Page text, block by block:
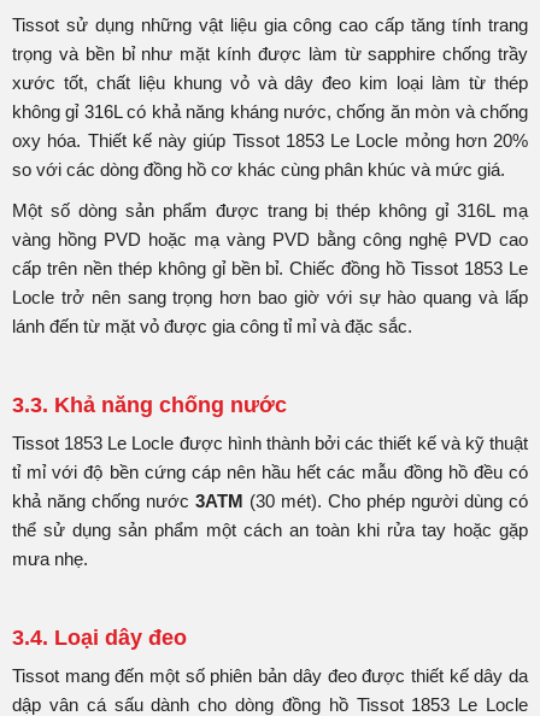
Tissot sử dụng những vật liệu gia công cao cấp tăng tính trang
trọng và bền bỉ như mặt kính được làm từ sapphire chống trầy
xước tốt, chất liệu khung vỏ và dây đeo kim loại làm từ thép
không gỉ 316L có khả năng kháng nước, chống ăn mòn và chống
oxy hóa. Thiết kế này giúp Tissot 1853 Le Locle mỏng hơn 20%
so với các dòng đồng hồ cơ khác cùng phân khúc và mức giá.
Một số dòng sản phẩm được trang bị thép không gỉ 316L mạ
vàng hồng PVD hoặc mạ vàng PVD bằng công nghệ PVD cao
cấp trên nền thép không gỉ bền bỉ. Chiếc đồng hồ Tissot 1853 Le
Locle trở nên sang trọng hơn bao giờ với sự hào quang và lấp
lánh đến từ mặt vỏ được gia công tỉ mỉ và đặc sắc.
3.3. Khả năng chống nước
Tissot 1853 Le Locle được hình thành bởi các thiết kế và kỹ thuật
tỉ mỉ với độ bền cứng cáp nên hầu hết các mẫu đồng hồ đều có
khả năng chống nước 3ATM (30 mét). Cho phép người dùng có
thể sử dụng sản phẩm một cách an toàn khi rửa tay hoặc gặp
mưa nhẹ.
3.4. Loại dây đeo
Tissot mang đến một số phiên bản dây đeo được thiết kế dây da
dập vân cá sấu dành cho dòng đồng hồ Tissot 1853 Le Locle